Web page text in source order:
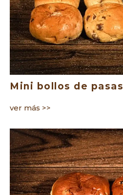
Mini bollos de pasas
ver más >>